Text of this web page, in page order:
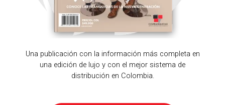
Una publicación con la información más completa en
una edición de lujo y con el mejor sistema de
distribución en Colombia.